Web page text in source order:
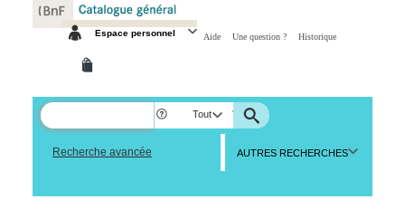
Espace personnel Aide Une question ? Historique
Tout
Recherche avancée AUTRES RECHERCHES
Panneau de gestion des cookies